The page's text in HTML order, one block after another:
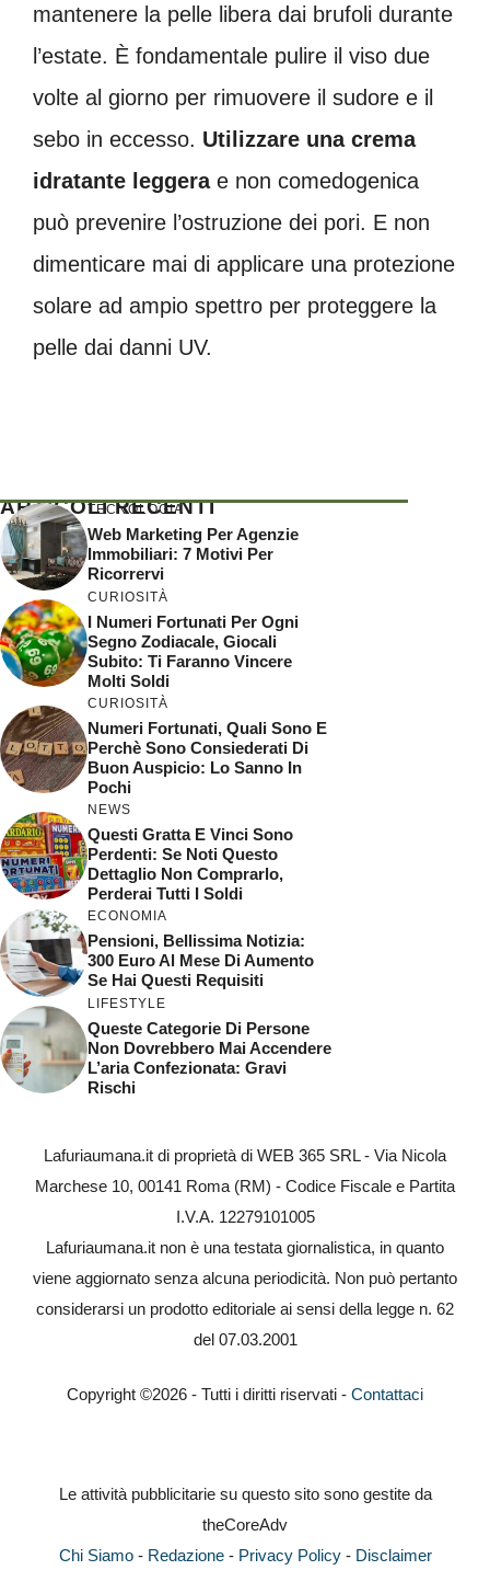
mantenere la pelle libera dai brufoli durante
l’estate. È fondamentale pulire il viso due
volte al giorno per rimuovere il sudore e il
sebo in eccesso. Utilizzare una crema
idratante leggerae non comedogenica
può prevenire l’ostruzione dei pori. E non
dimenticare mai di applicare una protezione
solare ad ampio spettro per proteggere la
pelle dai danni UV.
ARTICOLI RECENTI
TECNOLOGIA
Web Marketing Per Agenzie
Immobiliari: 7 Motivi Per
Ricorrervi
CURIOSITÀ
I Numeri Fortunati Per Ogni
Segno Zodiacale, Giocali
Subito: Ti Faranno Vincere
Molti Soldi
CURIOSITÀ
Numeri Fortunati, Quali Sono E
Perchè Sono Consiederati Di
Buon Auspicio: Lo Sanno In
Pochi
NEWS
Questi Gratta E Vinci Sono
Perdenti: Se Noti Questo
Dettaglio Non Comprarlo,
Perderai Tutti I Soldi
ECONOMIA
Pensioni, Bellissima Notizia:
300 Euro Al Mese Di Aumento
Se Hai Questi Requisiti
LIFESTYLE
Queste Categorie Di Persone
Non Dovrebbero Mai Accendere
L’aria Confezionata: Gravi
Rischi
Lafuriaumana.it di proprietà di WEB 365 SRL - Via Nicola
Marchese 10, 00141 Roma (RM) - Codice Fiscale e Partita
I.V.A. 12279101005
Lafuriaumana.it non è una testata giornalistica, in quanto
viene aggiornato senza alcuna periodicità. Non può pertanto
considerarsi un prodotto editoriale ai sensi della legge n. 62
del 07.03.2001
Copyright ©2026 - Tutti i diritti riservati - Contattaci
Le attività pubblicitarie su questo sito sono gestite da
theCoreAdv
Chi Siamo- Redazione- Privacy Policy- Disclaimer